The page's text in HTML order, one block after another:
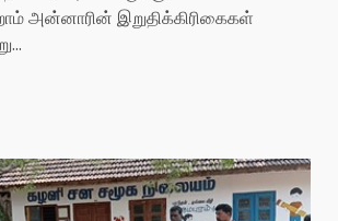
அன்னாரின் இறுதிக்கிரிகைகள்